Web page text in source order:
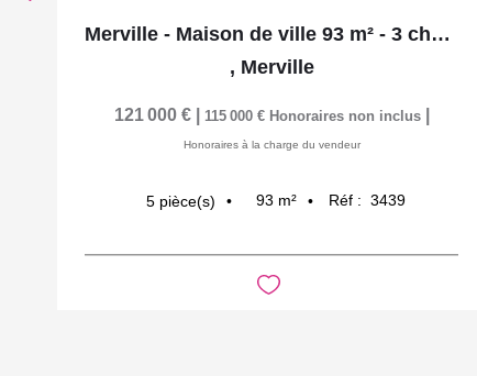
Merville - Maison de ville 93 m² - 3 chambres - bureau -...
, Merville
121 000 € 115 000 € Honoraires non inclus
Honoraires à la charge du vendeur
5 pièce(s) 93 m² Réf : 3439